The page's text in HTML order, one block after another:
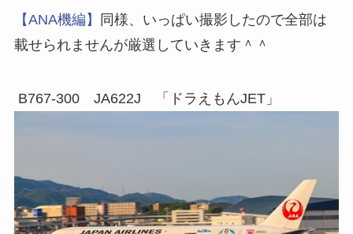
【ANA機編】
同様、いっぱい撮影したので全部は
載せられませんが厳選していきます＾＾
B767-300 JA622J 「ドラえもんJET」